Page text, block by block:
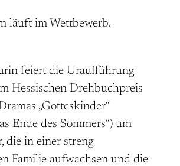
läuft im Wettbewerb.
feiert die Uraufführung
Hessischen Drehbuchpreis
„Gotteskinder“
Ende des Sommers“) um
die in einer streng
Familie aufwachsen und die